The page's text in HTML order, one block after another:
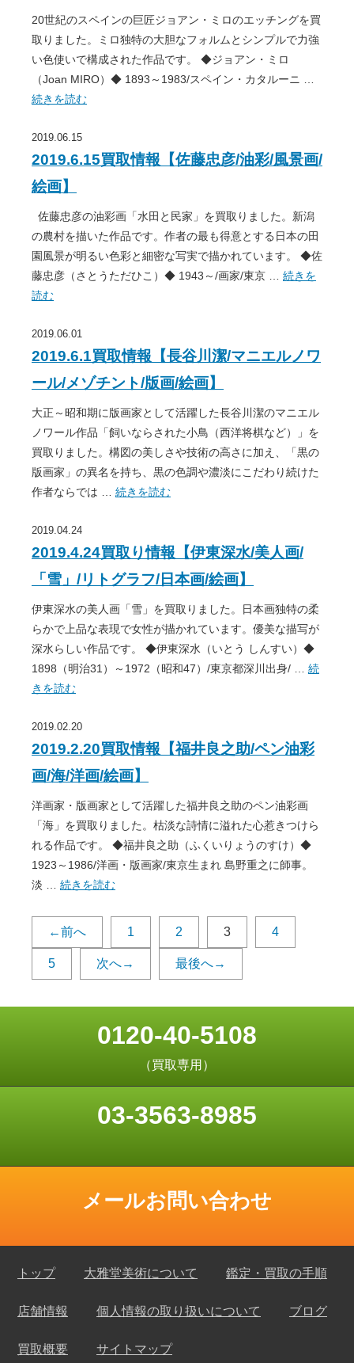
20世紀のスペインの巨匠ジョアン・ミロのエッチングを買
取りました。ミロ独特の大胆なフォルムとシンプルで力強
い色使いで構成された作品です。 ◆ジョアン・ミロ
（Joan MIRO）◆ 1893～1983/スペイン・カタルーニ …
続きを読む
2019.06.15
2019.6.15買取情報【佐藤忠彦/油彩/風景画/
絵画】
佐藤忠彦の油彩画「水田と民家」を買取りました。新潟
の農村を描いた作品です。作者の最も得意とする日本の田
園風景が明るい色彩と細密な写実で描かれています。 ◆佐
藤忠彦（さとうただひこ）◆ 1943～/画家/東京 … 続きを
読む
2019.06.01
2019.6.1買取情報【長谷川潔/マニエルノワ
ール/メゾチント/版画/絵画】
大正～昭和期に版画家として活躍した長谷川潔のマニエル
ノワール作品「飼いならされた小鳥（西洋将棋など）」を
買取りました。構図の美しさや技術の高さに加え、「黒の
版画家」の異名を持ち、黒の色調や濃淡にこだわり続けた
作者ならでは … 続きを読む
2019.04.24
2019.4.24買取り情報【伊東深水/美人画/
「雪」/リトグラフ/日本画/絵画】
伊東深水の美人画「雪」を買取りました。日本画独特の柔
らかで上品な表現で女性が描かれています。優美な描写が
深水らしい作品です。 ◆伊東深水（いとう しんすい）◆
1898（明治31）～1972（昭和47）/東京都深川出身/ … 続
きを読む
2019.02.20
2019.2.20買取情報【福井良之助/ペン油彩
画/海/洋画/絵画】
洋画家・版画家として活躍した福井良之助のペン油彩画
「海」を買取りました。枯淡な詩情に溢れた心惹きつけら
れる作品です。 ◆福井良之助（ふくいりょうのすけ）◆
1923～1986/洋画・版画家/東京生まれ 島野重之に師事。
淡 … 続きを読む
←前へ 1 2 3 4
5 次へ→ 最後へ→
0120-40-5108
（買取専用）
03-3563-8985
メールお問い合わせ
トップ 大雅堂美術について 鑑定・買取の手順
店舗情報 個人情報の取り扱いについて ブログ
買取概要 サイトマップ